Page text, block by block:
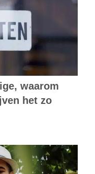
waarom
het zo